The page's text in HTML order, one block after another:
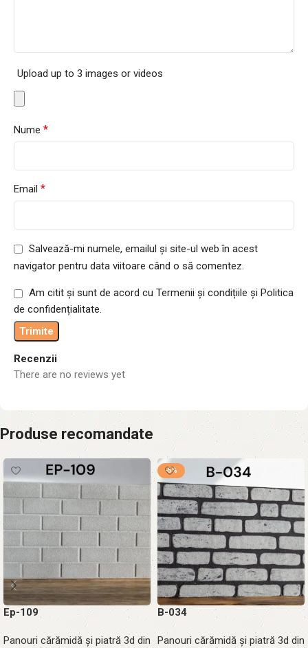
Recenzii
There are no reviews yet
Upload up to 3 images or videos
Nume *
Email *
Salvează-mi numele, emailul și site-ul web în acest
navigator pentru data viitoare când o să comentez.
Am citit și sunt de acord cu Termenii și condițiile și Politica
de confidențialitate.
Produse recomandate
Ep-109
Panouri cărămidă și piatră 3d din
-5%
B-034
Panouri cărămidă și piatră 3d din